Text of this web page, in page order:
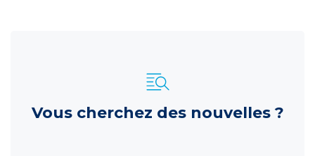
Vous cherchez des nouvelles ?